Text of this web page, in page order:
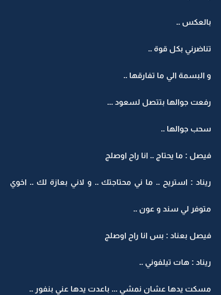
بالعكس ..
تناضرني بكل قوة ..
و البسمة الي ما تفارقها ..
رفعت جوالها بتتصل لسعود ...
سحب جوالها ..
فيصل : ما يحتاج .. انا راح اوصلج
ريناد : استريح .. ما ني محتاجتك .. و لاني بعازة لك .. اخوي
متوفر لي سند و عون ..
فيصل بعناد : بس انا راح اوصلج
ريناد : هات تيلفوني ..
مسكت يدها عشان نمشي ... باعدت يدها عني بنفور ..